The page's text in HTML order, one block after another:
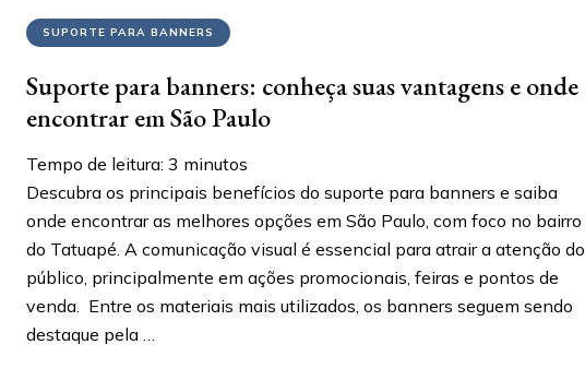
SUPORTE PARA BANNERS
Suporte para banners: conheça suas vantagens e onde
encontrar em São Paulo
Tempo de leitura: 3 minutos
Descubra os principais benefícios do suporte para banners e saiba
onde encontrar as melhores opções em São Paulo, com foco no bairro
do Tatuapé. A comunicação visual é essencial para atrair a atenção do
público, principalmente em ações promocionais, feiras e pontos de
venda. Entre os materiais mais utilizados, os banners seguem sendo
destaque pela …